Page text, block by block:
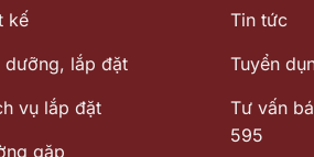
kế
dưỡng, lắp đặt
vụ lắp đặt
gặp
Tin tức
Tuyển
Tư vấn
595